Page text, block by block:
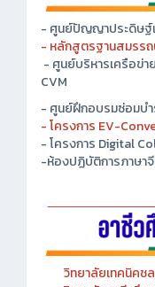
- ศูนย์ปัญญาประดิษฐ์เ
- หลักสูตรฐานสมรร
- ศูนย์บริหารเครือข่า
CVM
- ศูนย์ฝึกอบรมซ่อมบำ
- โครงการ EV-
- โครงการ Digital